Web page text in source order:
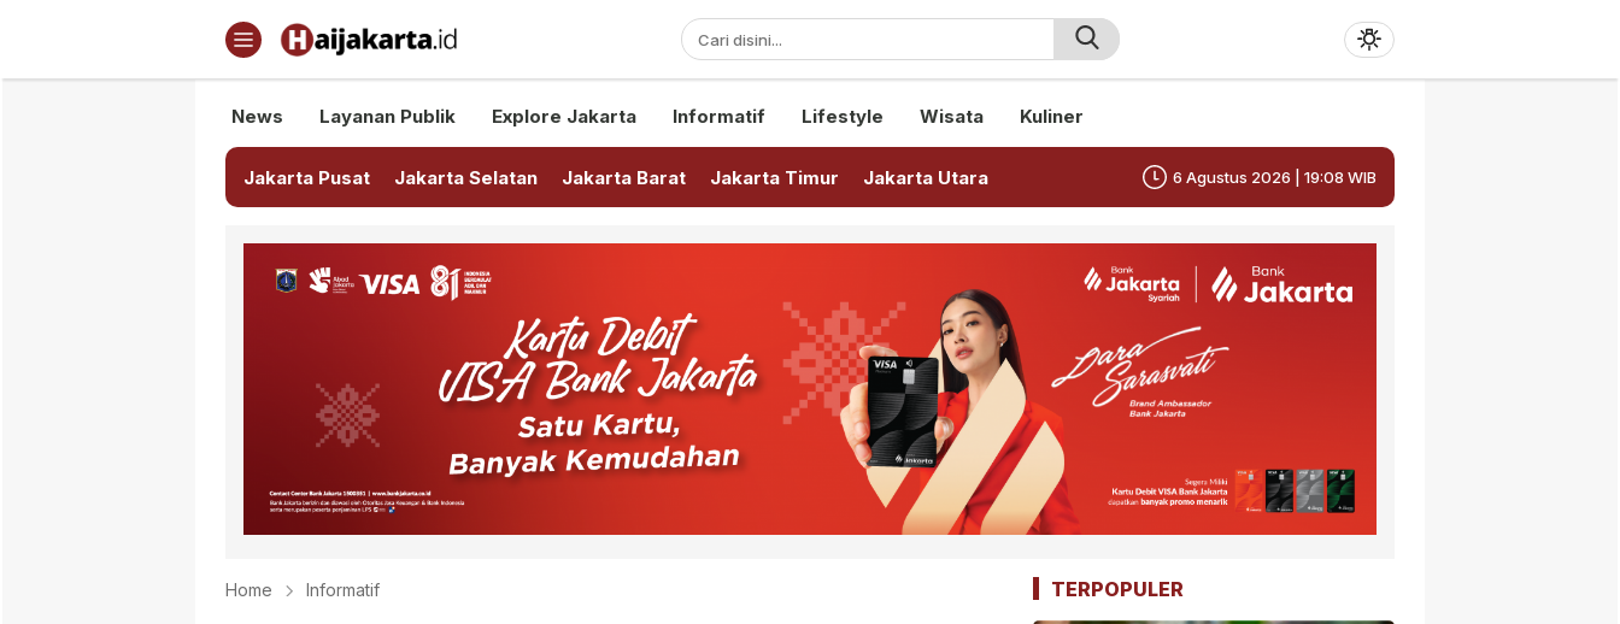
Haijakarta.id
Semua Tentang Jakarta Ada Disini!
News Layanan Publik Explore Jakarta Informatif Lifestyle Wisata Kuliner
Jakarta Pusat Jakarta Selatan Jakarta Barat Jakarta Timur Jakarta Utara 6 Agustus 2026 | 19:08 WIB
Home Informatif TERPOPULER